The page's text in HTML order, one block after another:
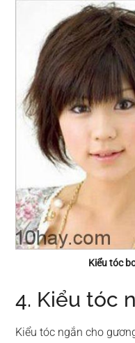
Kiểu tóc
4. Kiểu tóc
Kiểu tóc ngắn cho